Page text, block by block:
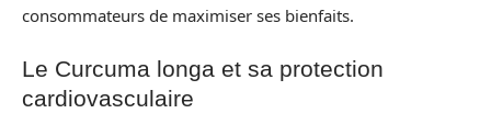
consommateurs de maximiser ses bienfaits.
Le Curcuma longa et sa protection
cardiovasculaire